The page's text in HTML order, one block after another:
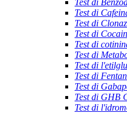
Test di
Test di
Test di
Test di
Test di
Test di
Test di
Test di
Test di
Test di GHB
Test di